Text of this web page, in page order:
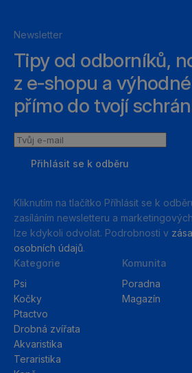
Newsletter
Tipy od odborníků,
z e‑shopu a
přímo do tvojí
Tvůj
Přihlásit se k odběru
Kliknutím na tlačítko Příhlásit se k
zasíláním newsletteru a
lze kdykoli odvolat. Podrobnosti v
osobních údajů.
Kategorie
Psi
Kočky
Ptactvo
Drobná zvířata
Akvaristika
Teraristika
Komunita
Poradna
Magazín